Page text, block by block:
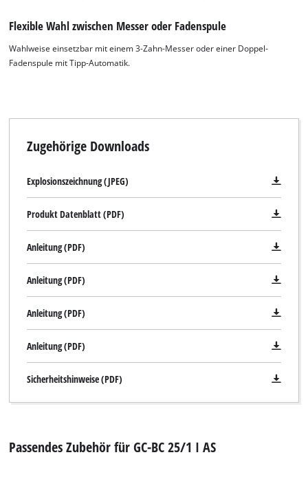
Wir benötigen deine Zustimmung, um
Google Maps laden zu können!
to trackers that are not disclosed to the
to the list of technologies used.
Flexible Wahl zwischen Messer oder Fadenspule
Wahlweise einsetzbar mit einem 3-Zahn-Messer oder einer Doppel-
Fadenspule mit Tipp-Automatik.
Zugehörige Downloads
Explosionszeichnung (JPEG)
Produkt Datenblatt (PDF)
Anleitung (PDF)
Anleitung (PDF)
Anleitung (PDF)
Anleitung (PDF)
Sicherheitshinweise (PDF)
Passendes Zubehör für GC-BC 25/1 I AS